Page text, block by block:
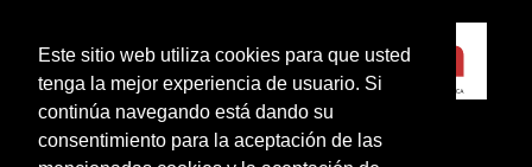
Este sitio web utiliza cookies para que usted
tenga la mejor experiencia de usuario. Si
continúa navegando está dando su
consentimiento para la aceptación de las